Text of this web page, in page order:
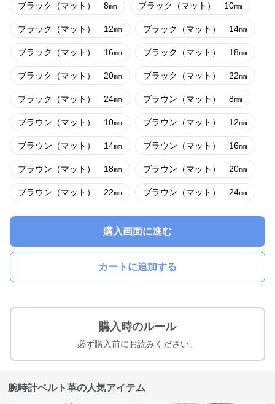
ブラック（マット） 8㎜ ブラック（マット） 10㎜
ブラック（マット） 12㎜ ブラック（マット） 14㎜
ブラック（マット） 16㎜ ブラック（マット） 18㎜
ブラック（マット） 20㎜ ブラック（マット） 22㎜
ブラック（マット） 24㎜ ブラウン（マット） 8㎜
ブラウン（マット） 10㎜ ブラウン（マット） 12㎜
ブラウン（マット） 14㎜ ブラウン（マット） 16㎜
ブラウン（マット） 18㎜ ブラウン（マット） 20㎜
ブラウン（マット） 22㎜ ブラウン（マット） 24㎜
購入画面に進む
カートに追加する
購入時のルール
必ず購入前にお読みください。
腕時計ベルト革の人気アイテム